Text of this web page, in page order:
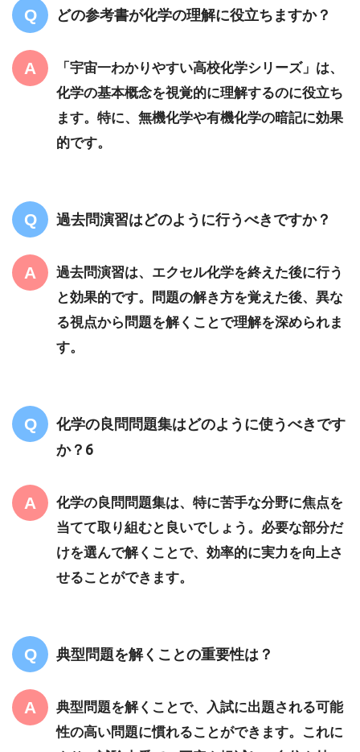
どの参考書が化学の理解に役立ちますか？
「宇宙一わかりやすい高校化学シリーズ」は、
化学の基本概念を視覚的に理解するのに役立ち
ます。特に、無機化学や有機化学の暗記に効果
的です。
過去問演習はどのように行うべきですか？
過去問演習は、エクセル化学を終えた後に行う
と効果的です。問題の解き方を覚えた後、異な
る視点から問題を解くことで理解を深められま
す。
化学の良問問題集はどのように使うべきです
か？6
化学の良問問題集は、特に苦手な分野に焦点を
当てて取り組むと良いでしょう。必要な部分だ
けを選んで解くことで、効率的に実力を向上さ
せることができます。
典型問題を解くことの重要性は？
典型問題を解くことで、入試に出題される可能
性の高い問題に慣れることができます。これに